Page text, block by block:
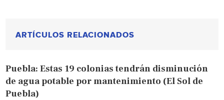
ARTÍCULOS RELACIONADOS
Puebla: Estas 19 colonias tendrán disminución
de agua potable por mantenimiento (El Sol de
Puebla)